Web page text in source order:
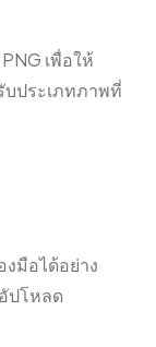
เพื่อให้
บประเภทภาพที่
มือได้อย่าง
ปโหลด